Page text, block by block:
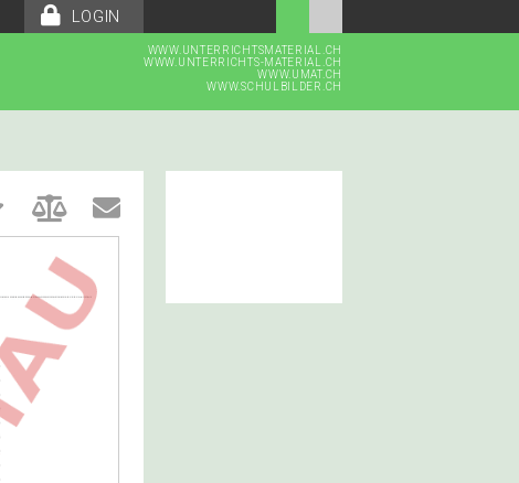
LOGIN
WWW.UNTERRICHTSMATERIAL.CH
WWW.UNTERRICHTS-MATERIAL.CH
WWW.UMAT.CH
WWW.SCHULBILDER.CH